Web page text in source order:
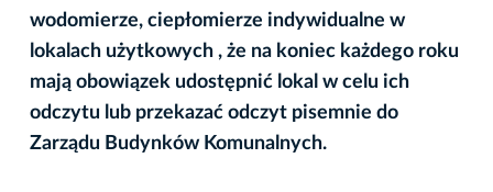
wodomierze, ciepłomierze indywidualne w
lokalach użytkowych , że na koniec każdego roku
mają obowiązek udostępnić lokal w celu ich
odczytu lub przekazać odczyt pisemnie do
Zarządu Budynków Komunalnych.